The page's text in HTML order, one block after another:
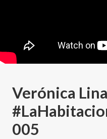
Verónica
005